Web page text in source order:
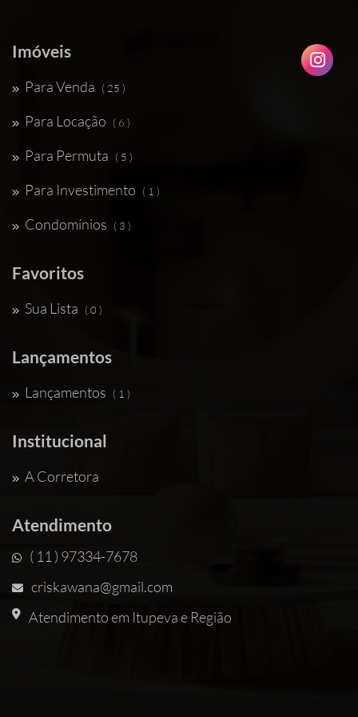
Imóveis
Para Venda ( 25 )
Para Locação ( 6 )
Para Permuta ( 5 )
Para Investimento ( 1 )
Condomínios ( 3 )
Favoritos
Sua Lista ( 0 )
Lançamentos
Lançamentos ( 1 )
Institucional
A Corretora
Atendimento
( 11 ) 97334-7678
criskawana@gmail.com
Atendimento em Itupeva e Região